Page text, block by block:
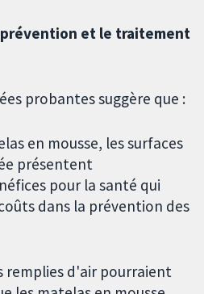
et le traitement
probantes suggère que :
en mousse, les surfaces
présentent
pour la santé qui
dans la prévention des
remplies d'air pourraient